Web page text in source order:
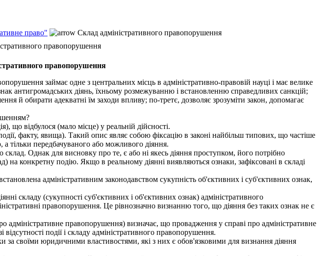
право"
Склад адміністративного правопорушення
правопорушення
правопорушення
займає одне з центральних місць в адміністративно-правовій науці і має велике
антигромадських діянь, їхньому розмежуванню і встановленню справедливих санкцій;
й обирати адекватні їм заходи впливу; по-третє, дозволяє зрозуміти закон, допомагає
відбулося (мало місце) у реальній дійсності.
факту, явища). Такий опис являє собою фіксацію в законі найбільш типових, що частіше
тільки передбачуваного або можливого діяння.
Однак для висновку про те, є або ні якесь діяння проступком, його потрібно
конкретну подію. Якщо в реальному діянні виявляються ознаки, зафіксовані в складі
адміністративним законодавством сукупність об'єктивних і суб'єктивних ознак,
складу (сукупності суб'єктивних і об'єктивних ознак) адміністративного
правопорушення. Це рівнозначно визнанню того, що діяння без таких ознак не є
правопорушення) визначає, що провадження у справі про адміністративне
події і складу адміністративного правопорушення.
своїми юридичними властивостями, які з них є обов'язковими для визнання діяння